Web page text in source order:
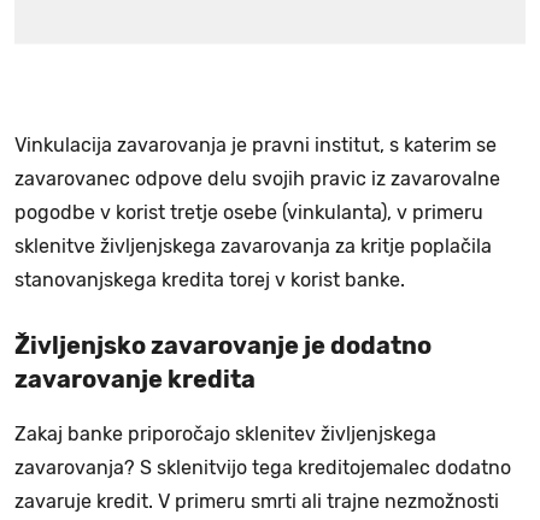
Vinkulacija zavarovanja je pravni institut, s katerim se
zavarovanec odpove delu svojih pravic iz zavarovalne
pogodbe v korist tretje osebe (vinkulanta), v primeru
sklenitve življenjskega zavarovanja za kritje poplačila
stanovanjskega kredita torej v korist banke.
Življenjsko zavarovanje je dodatno
zavarovanje kredita
Zakaj banke priporočajo sklenitev življenjskega
zavarovanja? S sklenitvijo tega kreditojemalec dodatno
zavaruje kredit. V primeru smrti ali trajne nezmožnosti